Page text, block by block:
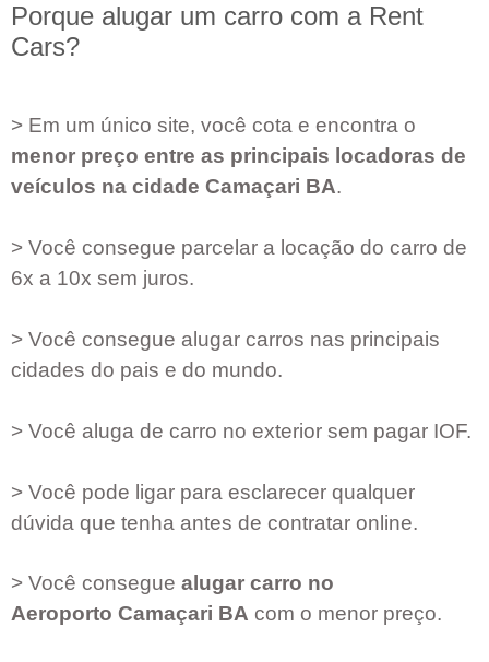
Porque alugar um carro com a Rent
Cars?
> Em um único site, você cota e encontra o
menor preço entre as principais locadoras de
veículos na cidade Camaçari BA.
> Você consegue parcelar a locação do carro de
6x a 10x sem juros.
> Você consegue alugar carros nas principais
cidades do pais e do mundo.
> Você aluga de carro no exterior sem pagar IOF.
> Você pode ligar para esclarecer qualquer
dúvida que tenha antes de contratar online.
> Você consegue alugar carro no
Aeroporto Camaçari BA com o menor preço.